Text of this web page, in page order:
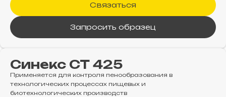
Запросить образец
Связаться
Синекс СТ 425
Применяется для контроля пенообразования в
технологических процессах пищевых и
биотехнологических производств